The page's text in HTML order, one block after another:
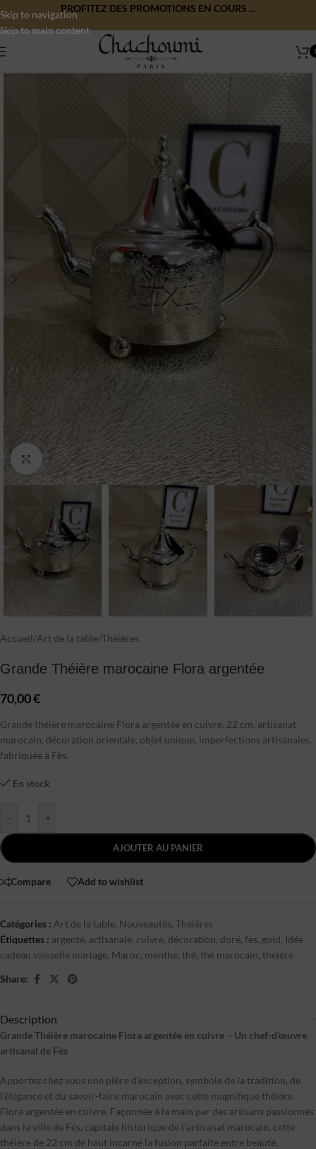
Skip to navigation
Skip to main content
PROFITEZ DES PROMOTIONS EN COURS ...
Click to enlarge
Accueil/Art de la table/Théières
Grande Théière marocaine Flora argentée
70,00€
Grande théière marocaine Flora argentée en cuivre, 22 cm, artisanat
marocain, décoration orientale, objet unique, imperfections artisanales,
fabriquée à Fès.
En stock
- +
AJOUTER AU PANIER
Compare Add to wishlist
Catégories : Art de la table, Nouveautés, Théières
Étiquettes : argenté, artisanale, cuivre, décoration, doré, fes, gold, Idée
cadeau vaisselle mariage, Maroc, menthe, thé, thé marocain, théière
Share:
Description
Grande Théière marocaine Flora argentée en cuivre – Un chef-d’œuvre
artisanal de Fès
Apportez chez vous une pièce d’exception, symbole de la tradition, de
l’élégance et du savoir-faire marocain avec cette magnifique théière
Flora argentée en cuivre. Façonnée à la main par des artisans passionnés
dans la ville de Fès, capitale historique de l’artisanat marocain, cette
théière de 22 cm de haut incarne la fusion parfaite entre beauté,